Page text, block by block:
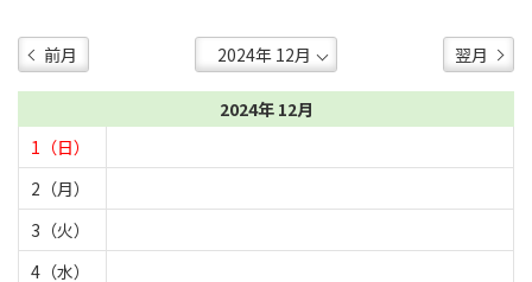
前月 翌月
2024年 12月
1（日）
2（月）
3（火）
4（水）